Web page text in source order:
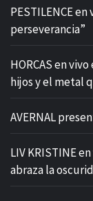
PESTILENCE
perseverancia”
HORCAS en
hijos y el metal
AVERNAL
LIV KRISTINE
abraza la